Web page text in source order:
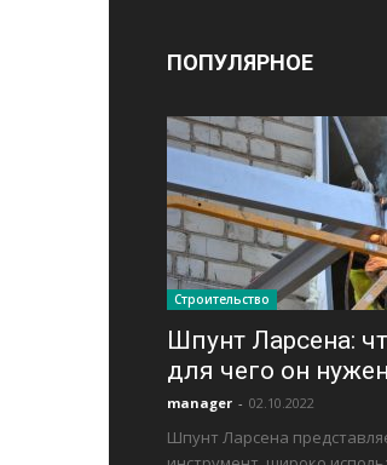
ПОПУЛЯРНОЕ
Строительство
Шпунт Ларсена:
для чего он нужен
manager - 02.10.2022
Шпунт Ларсена